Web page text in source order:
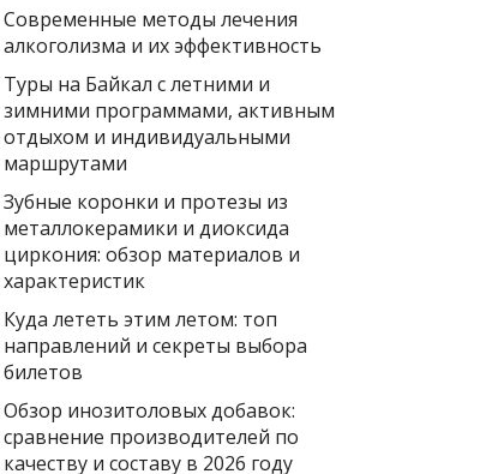
Современные методы лечения
алкоголизма и их эффективность
Туры на Байкал с летними и
зимними программами, активным
отдыхом и индивидуальными
маршрутами
Зубные коронки и протезы из
металлокерамики и диоксида
циркония: обзор материалов и
характеристик
Куда лететь этим летом: топ
направлений и секреты выбора
билетов
Обзор инозитоловых добавок:
сравнение производителей по
качеству и составу в 2026 году